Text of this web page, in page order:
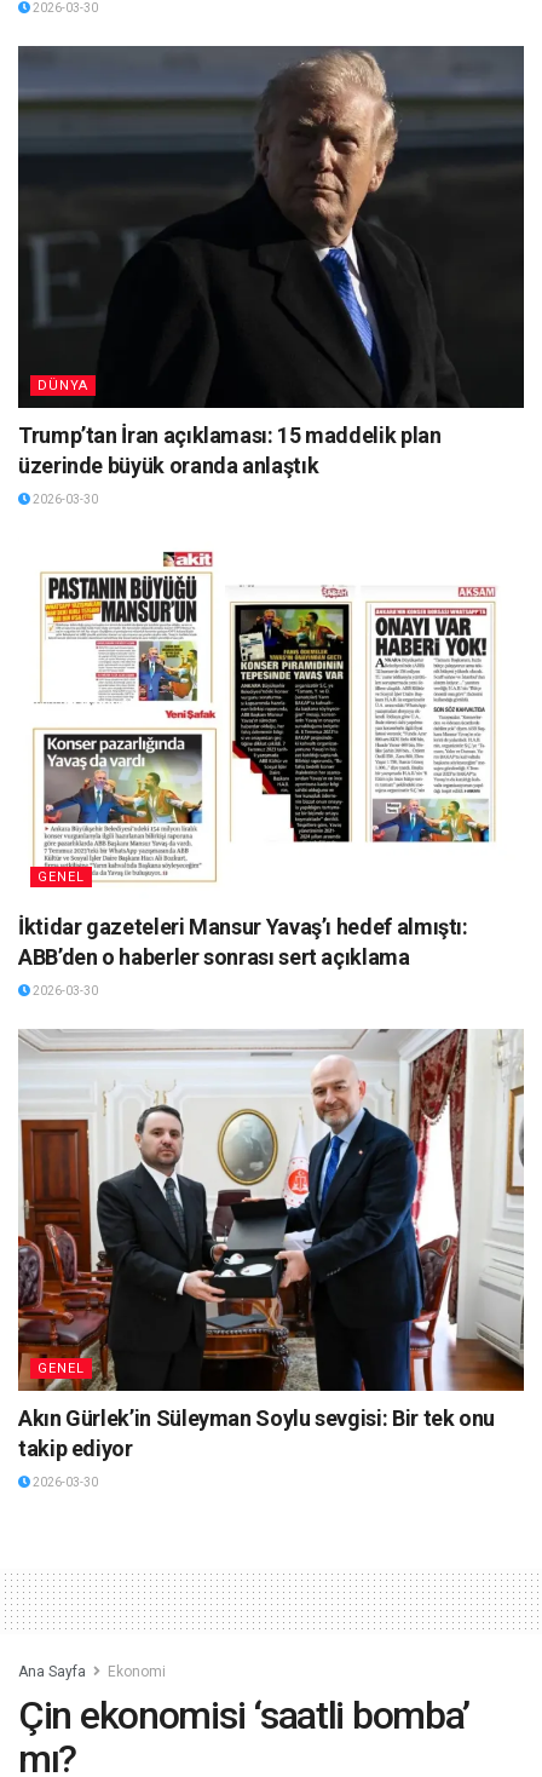
2026-03-30
DÜNYA
Trump’tan İran açıklaması: 15 maddelik plan
üzerinde büyük oranda anlaştık
2026-03-30
GENEL
İktidar gazeteleri Mansur Yavaş’ı hedef almıştı:
ABB’den o haberler sonrası sert açıklama
2026-03-30
GENEL
Akın Gürlek’in Süleyman Soylu sevgisi: Bir tek onu
takip ediyor
2026-03-30
Ana Sayfa Ekonomi
Çin ekonomisi ‘saatli bomba’
mı?